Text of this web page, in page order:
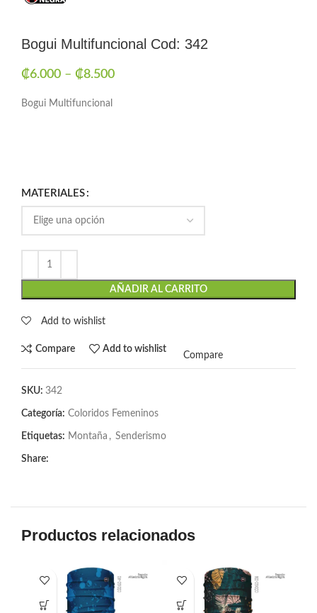
Bogui Multifuncional Cod: 342
₡6.000 – ₡8.500
Bogui Multifuncional
MATERIALES
AÑADIR AL CARRITO
Add to wishlist
Compare Add to wishlist
Compare
SKU: 342
Categoría: Coloridos Femeninos
Etiquetas: Montaña , Senderismo
Share:
Productos relacionados